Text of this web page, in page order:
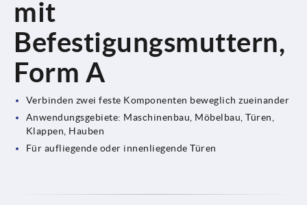
mit
Befestigungsmuttern,
Form A
Verbinden zwei feste Komponenten beweglich zueinander
Anwendungsgebiete: Maschinenbau, Möbelbau, Türen,
Klappen, Hauben
Für aufliegende oder innenliegende Türen